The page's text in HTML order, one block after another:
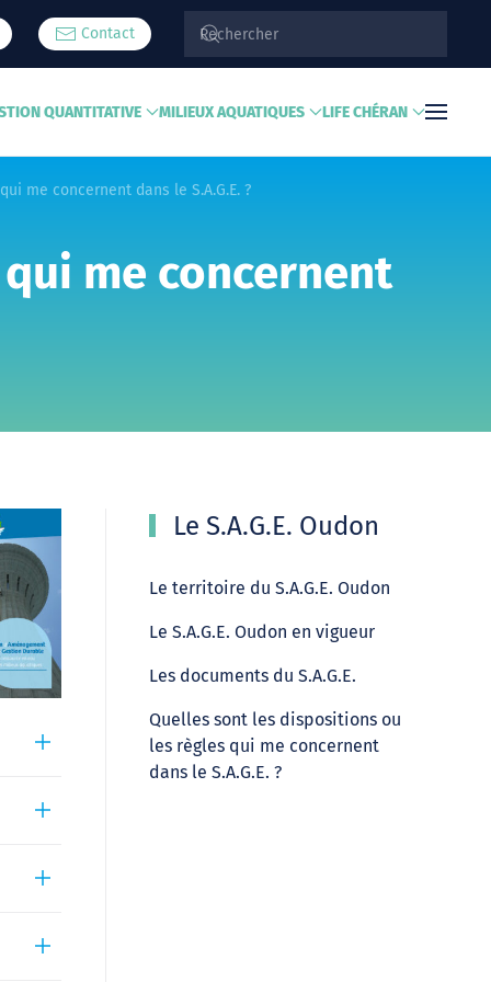
Contact
QUANTITATIVE MILIEUX AQUATIQUES LIFE CHÉRAN
me concernent dans le S.A.G.E. ?
me concernent
Le S.A.G.E. Oudon
Le territoire du S.A.G.E. Oudon
Le S.A.G.E. Oudon en vigueur
Les documents du S.A.G.E.
Quelles sont les dispositions ou
les règles qui me concernent
dans le S.A.G.E. ?